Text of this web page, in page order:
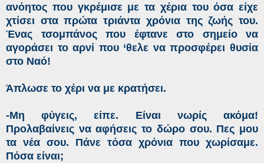
ανόητος που γκρέμισε με τα χέρια του όσα είχε
χτίσει στα πρώτα τριάντα χρόνια της ζωής του.
Ένας τσομπάνος που έφτανε στο σημείο να
αγοράσει το αρνί που ‘θελε να προσφέρει θυσία
στο Ναό!
Άπλωσε το χέρι να με κρατήσει.
-Μη φύγεις, είπε. Είναι νωρίς ακόμα!
Προλαβαίνεις να αφήσεις το δώρο σου. Πες μου
τα νέα σου. Πάνε τόσα χρόνια που χωρίσαμε.
Πόσα είναι;